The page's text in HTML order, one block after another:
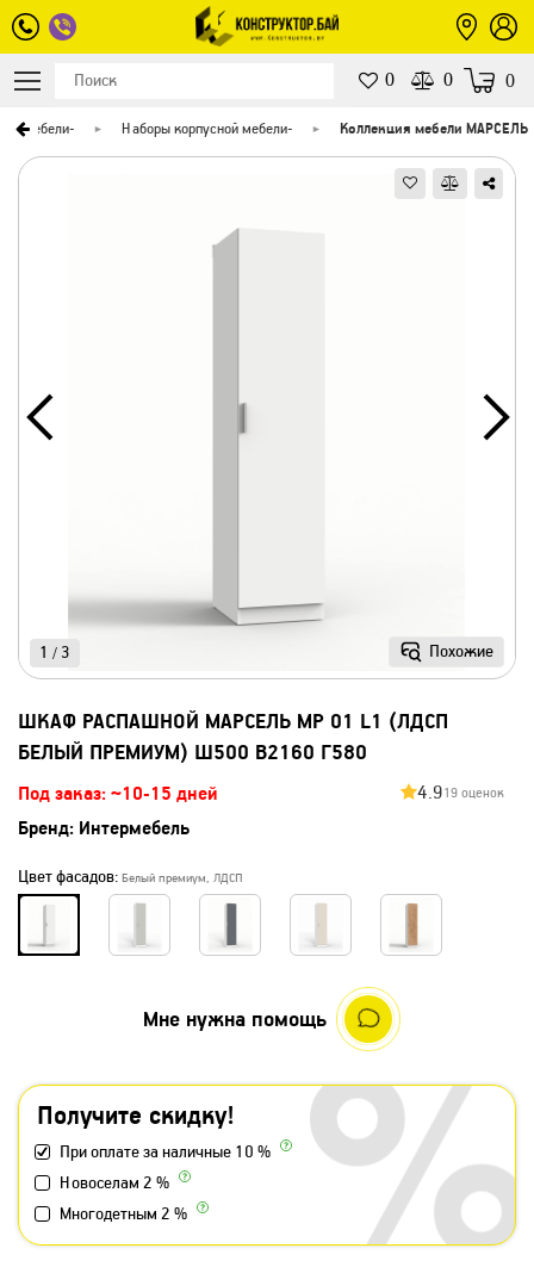
0 0 0
мебели- Наборы корпусной мебели- Коллекция мебели МАРСЕЛЬ
Похожие
1 / 3
ШКАФ РАСПАШНОЙ МАРСЕЛЬ МР 01 L1 (ЛДСП
БЕЛЫЙ ПРЕМИУМ) Ш500 В2160 Г580
Под заказ: ~10-15 дней 4.919 оценок
Бренд: Интермебель
Цвет фасадов: Белый премиум, ЛДСП
Получите скидку!
При оплате за наличные 10 %
Новоселам 2 %
Многодетным 2 %
Мне нужна помощь